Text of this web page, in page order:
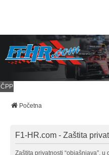
ČPP
Početna
F1-HR.com - Zaštita
Zaštita privatnosti “objašnjava”, u